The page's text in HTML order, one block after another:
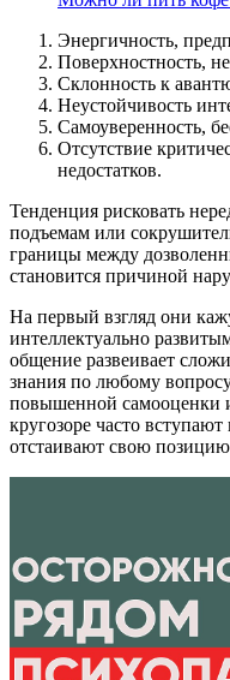
Энергичность,
Поверхностность,
Склонность к
Неустойчивость
Самоуверенность,
Отсутствие
недостатков.
Тенденция рисковать
подъемам или
границы между
становится причиной
На первый взгляд они
интеллектуально
общение развеивает
знания по любому
повышенной самооценки
кругозоре часто
отстаивают свою